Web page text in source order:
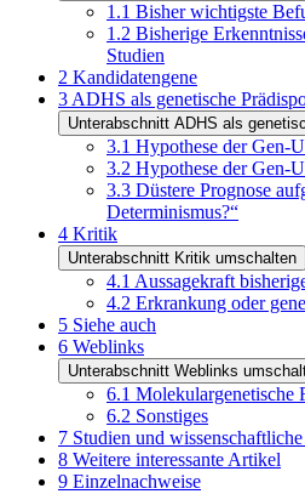
1.1 Bisher wichtigste
1.2 Bisherige
Studien
2 Kandidatengene
3 ADHS als genetische
Unterabschnitt ADHS als
3.1 Hypothese der Gen-
3.2 Hypothese der Gen-
3.3 Düstere Prognose
Determinismus?“
4 Kritik
Unterabschnitt Kritik umschalten
4.1 Aussagekraft
4.2 Erkrankung oder
5 Siehe auch
6 Weblinks
Unterabschnitt Weblinks
6.1 Molekulargenetische
6.2 Sonstiges
7 Studien und
8 Weitere interessante Artikel
9 Einzelnachweise